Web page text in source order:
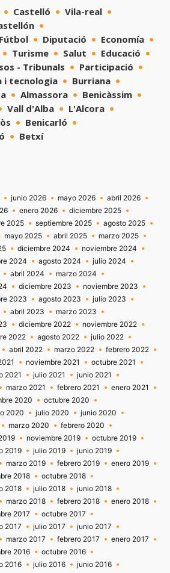
Castelló
Vila-real
Diputació
Economía
Turisme Salut
Educació
- Tribunals
Participació
i tecnologia
Burriana
Almassora
Benicàssim
Vall d'Alba
L'Alcora
Benicarló
Betxí
junio 2026 mayo 2026
abril 2026
enero 2026
diciembre 2025
2025 septiembre 2025
agosto 2025
mayo 2025 abril 2025
marzo 2025
diciembre 2024
noviembre 2024
2024 agosto 2024
julio 2024
abril 2024
marzo 2024
diciembre 2023
noviembre 2023
2023 agosto 2023
julio 2023
abril 2023
marzo 2023
diciembre 2022
noviembre 2022
2022 agosto 2022
julio 2022
abril 2022 marzo 2022
febrero 2022
noviembre 2021
octubre 2021
2021 julio 2021
junio 2021
marzo 2021 febrero 2021
enero 2021
2020
octubre 2020
2020 julio 2020
junio 2020
marzo 2020
febrero 2020
noviembre 2019
octubre 2019
2019 julio 2019
junio 2019
marzo 2019 febrero 2019
enero 2019
2018
octubre 2018
2018 julio 2018
junio 2018
marzo 2018 febrero 2018
enero 2018
2017
octubre 2017
2017 julio 2017
junio 2017
marzo 2017 febrero 2017
enero 2017
2016
octubre 2016
2016 julio 2016
junio 2016